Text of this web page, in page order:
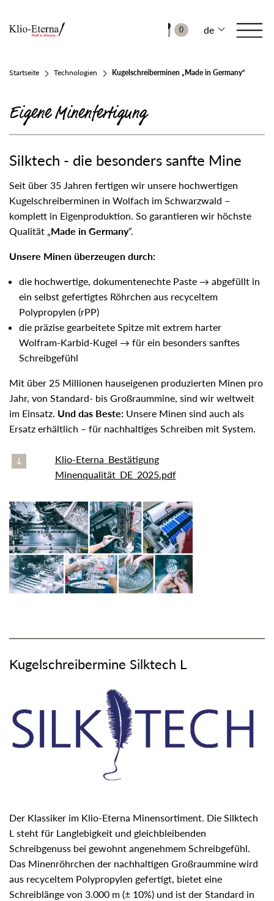
0 de
Startseite Technologien Kugelschreiberminen „Made in Germany“
Eigene Minenfertigung
Silktech - die besonders sanfte Mine
Seit über 35 Jahren fertigen wir unsere hochwertigen
Kugelschreiberminen in Wolfach im Schwarzwald –
komplett in Eigenproduktion. So garantieren wir höchste
Qualität „Made in Germany“.
Unsere Minen überzeugen durch:
die hochwertige, dokumentenechte Paste → abgefüllt in
ein selbst gefertigtes Röhrchen aus recyceltem
Polypropylen (rPP)
die präzise gearbeitete Spitze mit extrem harter
Wolfram-Karbid-Kugel → für ein besonders sanftes
Schreibgefühl
Mit über 25 Millionen hauseigenen produzierten Minen pro
Jahr, von Standard- bis Großraummine, sind wir weltweit
im Einsatz. Und das Beste: Unsere Minen sind auch als
Ersatz erhältlich – für nachhaltiges Schreiben mit System.
Klio-Eterna_Bestätigung
Minenqualität_DE_2025.pdf
Kugelschreibermine Silktech L
Der Klassiker im Klio-Eterna Minensortiment. Die Silktech
L steht für Langlebigkeit und gleichbleibenden
Schreibgenuss bei gewohnt angenehmem Schreibgefühl.
Das Minenröhrchen der nachhaltigen Großraummine wird
aus recyceltem Polypropylen gefertigt, bietet eine
Schreiblänge von 3.000 m (± 10%) und ist der Standard in